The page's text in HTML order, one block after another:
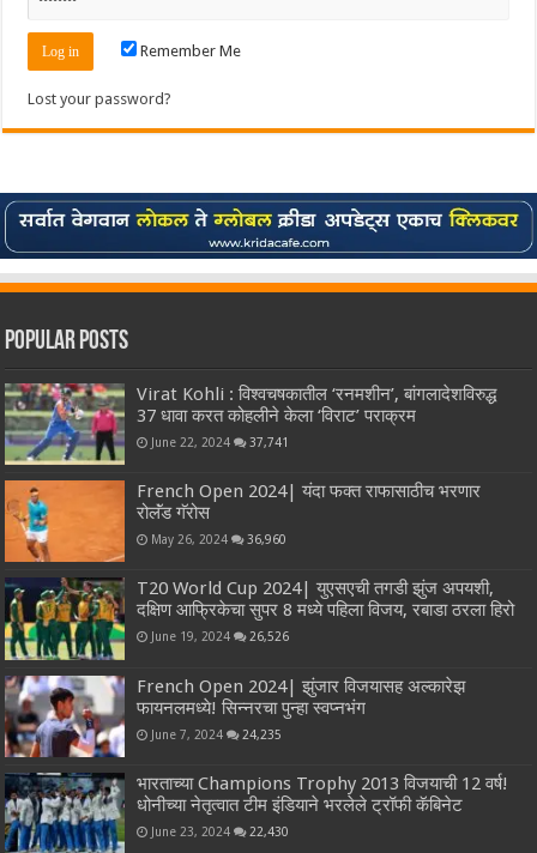
Remember Me
Lost your password?
Popular Posts
Virat Kohli : विश्वचषकातील ‘रनमशीन’, बांगलादेशविरुद्ध
37 धावा करत कोहलीने केला ‘विराट’ पराक्रम
June 22, 2024 37,741
French Open 2024| यंदा फक्त राफासाठीच भरणार
रोलॅंड गॅरोस
May 26, 2024 36,960
T20 World Cup 2024| युएसएची तगडी झुंज अपयशी,
दक्षिण आफ्रिकेचा सुपर 8 मध्ये पहिला विजय, रबाडा ठरला हिरो
June 19, 2024 26,526
French Open 2024| झुंजार विजयासह अल्कारेझ
फायनलमध्ये! सिन्नरचा पुन्हा स्वप्नभंग
June 7, 2024 24,235
भारताच्या Champions Trophy 2013 विजयाची 12 वर्ष!
धोनीच्या नेतृत्वात टीम इंडियाने भरलेले ट्रॉफी कॅबिनेट
June 23, 2024 22,430